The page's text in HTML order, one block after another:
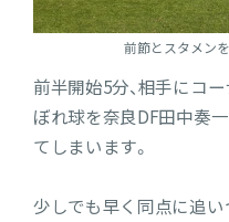
前節とスタメン
前半開始5分、相手にコ
ぼれ球を奈良DF田中奏
てしまいます。
少しでも早く同点に追い